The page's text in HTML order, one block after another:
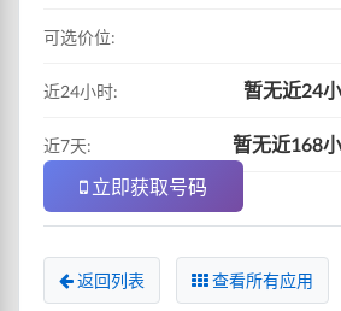
可选价位:
近24小时: 暂无近24
近7天:
暂无近168
立即获取号码
返回列表 查看所有应用